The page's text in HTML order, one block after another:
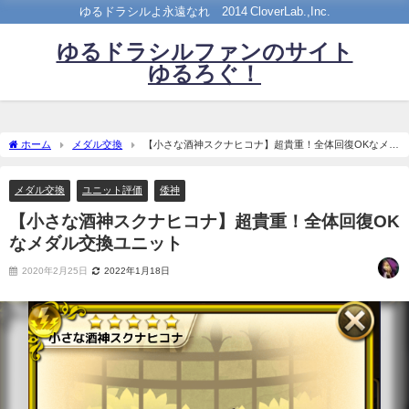
ゆるドラシルよ永遠なれ©2014 CloverLab.,Inc.
ゆるドラシルファンのサイト
ゆるろぐ！
ホーム メダル交換
【小さな酒神スクナヒコナ】超貴重！全体回復OKなメダ
メダル交換 ユニット評価 倭神
【小さな酒神スクナヒコナ】超貴重！全体回復OK
なメダル交換ユニット
2020年2月25日 2022年1月18日